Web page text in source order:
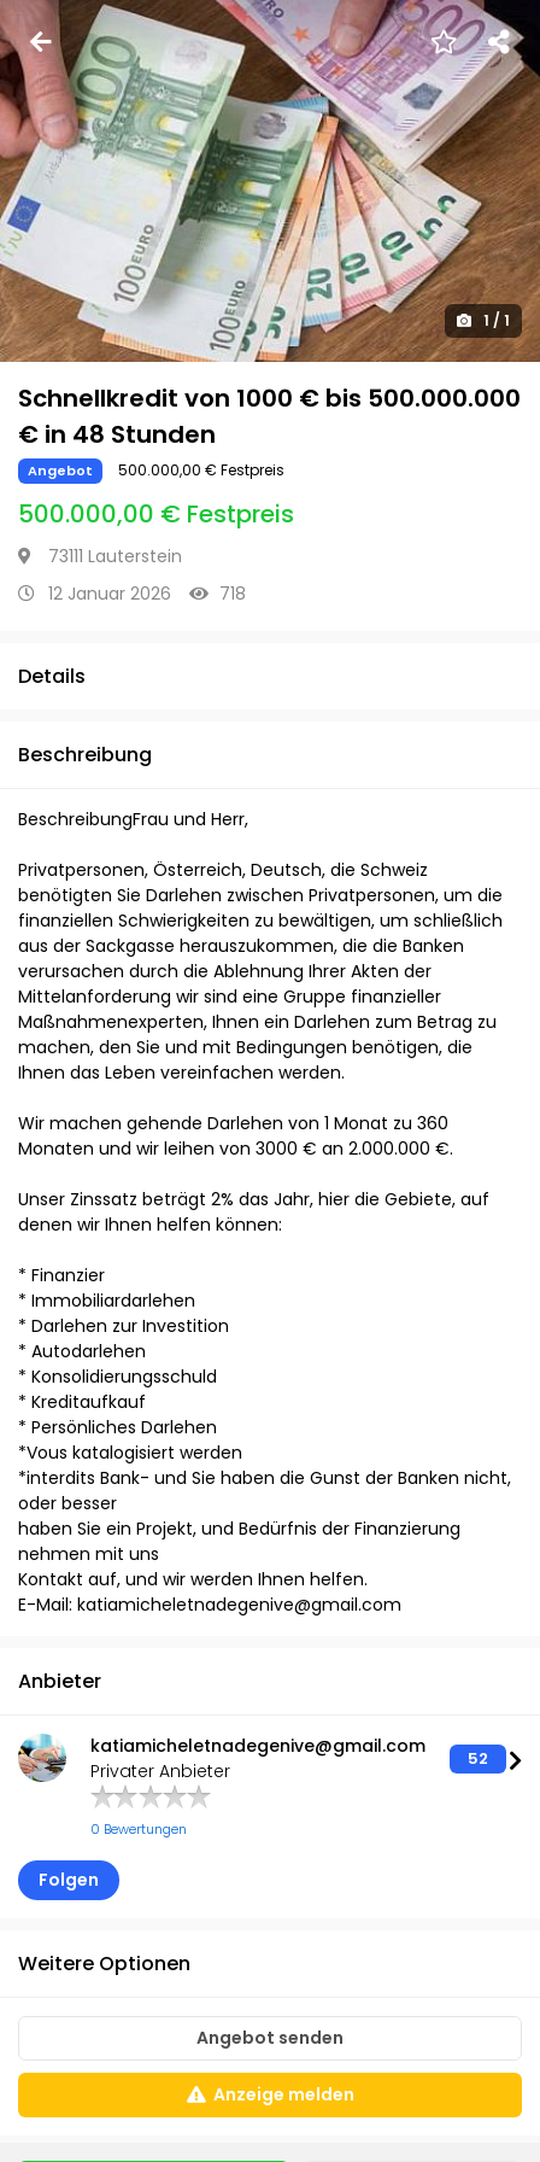
1 / 1
Schnellkredit von 1000 € bis 500.000.000
€ in 48 Stunden
Angebot 500.000,00 € Festpreis
500.000,00 € Festpreis
73111 Lauterstein
12 Januar 2026
718
Details
Beschreibung
BeschreibungFrau und Herr,
Privatpersonen, Österreich, Deutsch, die Schweiz
benötigten Sie Darlehen zwischen Privatpersonen, um die
finanziellen Schwierigkeiten zu bewältigen, um schließlich
aus der Sackgasse herauszukommen, die die Banken
verursachen durch die Ablehnung Ihrer Akten der
Mittelanforderung wir sind eine Gruppe finanzieller
Maßnahmenexperten, Ihnen ein Darlehen zum Betrag zu
machen, den Sie und mit Bedingungen benötigen, die
Ihnen das Leben vereinfachen werden.
Wir machen gehende Darlehen von 1 Monat zu 360
Monaten und wir leihen von 3000 € an 2.000.000 €.
Unser Zinssatz beträgt 2% das Jahr, hier die Gebiete, auf
denen wir Ihnen helfen können:
* Finanzier
* Immobiliardarlehen
* Darlehen zur Investition
* Autodarlehen
* Konsolidierungsschuld
* Kreditaufkauf
* Persönliches Darlehen
*Vous katalogisiert werden
*interdits Bank- und Sie haben die Gunst der Banken nicht,
oder besser
haben Sie ein Projekt, und Bedürfnis der Finanzierung
nehmen mit uns
Kontakt auf, und wir werden Ihnen helfen.
E-Mail: katiamicheletnadegenive@gmail.com
Anbieter
Folgen
katiamicheletnadegenive@gmail.com
Privater Anbieter
0 Bewertungen
52
Weitere Optionen
Angebot senden
Anzeige melden